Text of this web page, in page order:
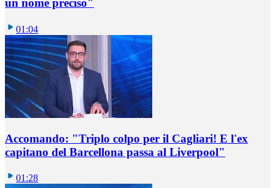
un nome preciso"
01:04
Accomando: "Triplo colpo per il Cagliari! E l'ex
capitano del Barcellona passa al Liverpool"
01:28